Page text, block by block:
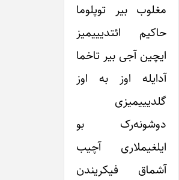
مغلوب بیر توپلوما
حاکیم ائتدیییمیز
ایچین آجی بیر تاخما
آدایله اوز به اوز
گلدیییمیزی
دوشونه‌رک بو
ایلغیملاری آچیب
آشماق فیکریندن